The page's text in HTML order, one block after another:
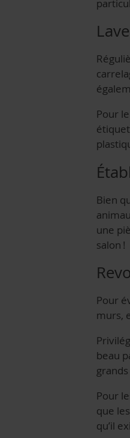
Pour
Bien
une
salon !
Pour
murs,
beau
Pour
que
qu’il